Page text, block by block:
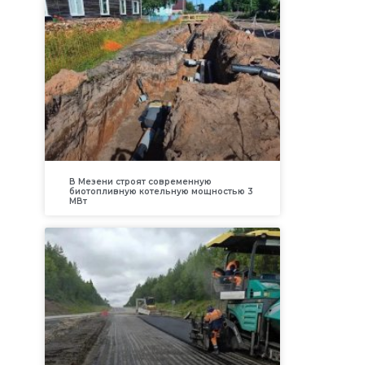
В Мезени строят современную
биотопливную котельную мощностью 3
МВт